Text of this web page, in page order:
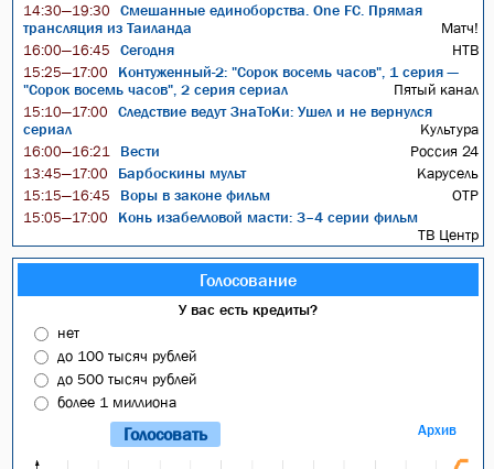
14:30—19:30
Смешанные единоборства. One FC. Прямая
трансляция из Таиланда
Матч!
16:00—16:45 Сегодня НТВ
15:25—17:00
Контуженный-2: "Сорок восемь часов", 1 серия —
"Сорок восемь часов", 2 серия сериал
Пятый канал
15:10—17:00
Следствие ведут ЗнаТоКи: Ушел и не вернулся
сериал
Культура
16:00—16:21 Вести Россия 24
13:45—17:00 Барбоскины мульт Карусель
15:15—16:45 Воры в законе фильм ОТР
15:05—17:00
Конь изабелловой масти: 3–4 серии фильм
ТВ Центр
Голосование
У вас есть кредиты?
нет
до 100 тысяч рублей
до 500 тысяч рублей
более 1 миллиона
Архив